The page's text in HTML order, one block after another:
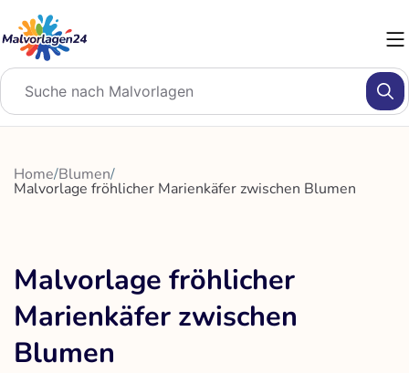
Inhalt
springen
Home/Blumen/
Malvorlage fröhlicher Marienkäfer zwischen Blumen
Malvorlage fröhlicher
Marienkäfer zwischen
Blumen